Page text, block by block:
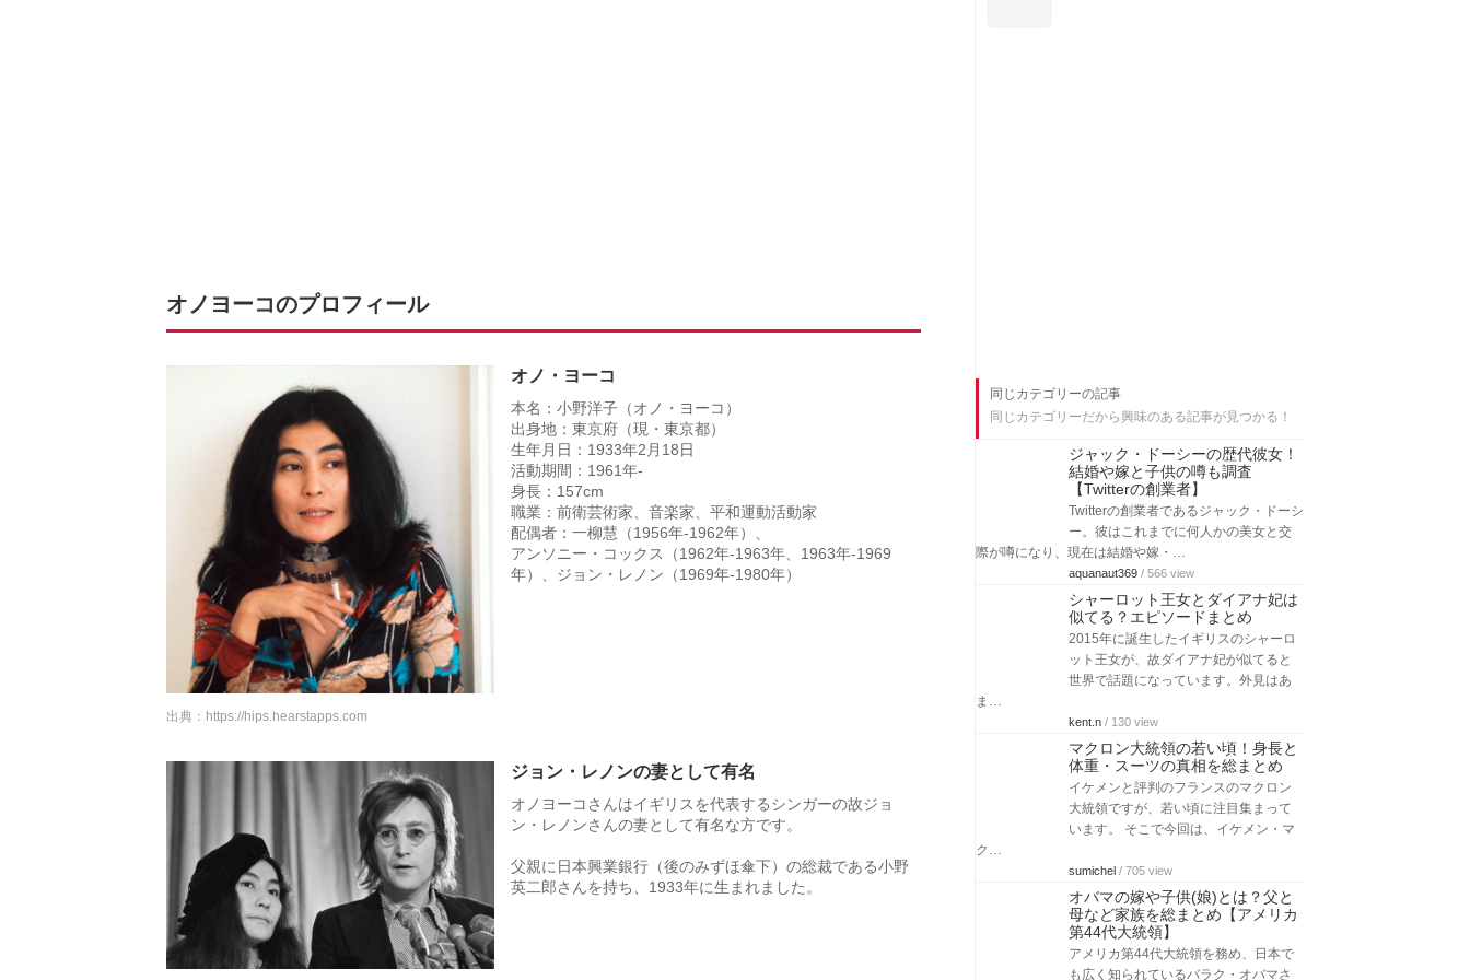
オノヨーコのプロフィール
オノ・ヨーコ
本名：小野洋子（オノ・ヨーコ）
出身地：東京府（現・東京都）
生年月日：1933年2月18日
活動期間：1961年-
身長：157cm
職業：前衛芸術家、音楽家、平和運動活動家
配偶者：一柳慧（1956年-1962年）、
アンソニー・コックス（1962年-1963年、1963年-1969
年）、ジョン・レノン（1969年-1980年）
出典： https://hips.hearstapps.com
ジョン・レノンの妻として有名
オノヨーコさんはイギリスを代表するシンガーの故ジョ
ン・レノンさんの妻として有名な方です。
父親に日本興業銀行（後のみずほ傘下）の総裁である小野
英二郎さんを持ち、1933年に生まれました。
同じカテゴリーの記事
同じカテゴリーだから興味のある記事が見つかる！
ジャック・ドーシーの歴代彼女！
結婚や嫁と子供の噂も調査
【Twitterの創業者】
Twitterの創業者であるジャック・ドーシ
ー。彼はこれまでに何人かの美女と交
際が噂になり、現在は結婚や嫁・…
aquanaut369 / 566 view
シャーロット王女とダイアナ妃は
似てる？エピソードまとめ
2015年に誕生したイギリスのシャーロ
ット王女が、故ダイアナ妃が似てると
世界で話題になっています。外見はあ
ま…
kent.n / 130 view
マクロン大統領の若い頃！身長と
体重・スーツの真相を総まとめ
イケメンと評判のフランスのマクロン
大統領ですが、若い頃に注目集まって
います。 そこで今回は、イケメン・マ
ク…
sumichel / 705 view
オバマの嫁や子供(娘)とは？父と
母など家族を総まとめ【アメリカ
第44代大統領】
アメリカ第44代大統領を務め、日本で
も広く知られているバラク・オバマさ